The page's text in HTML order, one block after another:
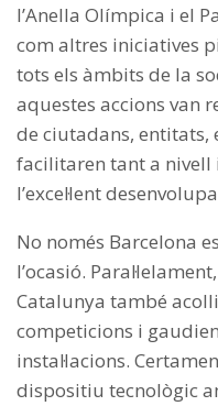
l’Anella Olímpica i el
com altres iniciatives
tots els àmbits de la
aquestes accions van
de ciutadans, entitats,
facilitaren tant a nivell
l’excel·lent
No només Barcelona
l’ocasió.
Catalunya també
competicions i
instal·lacions.
dispositiu tecnològic